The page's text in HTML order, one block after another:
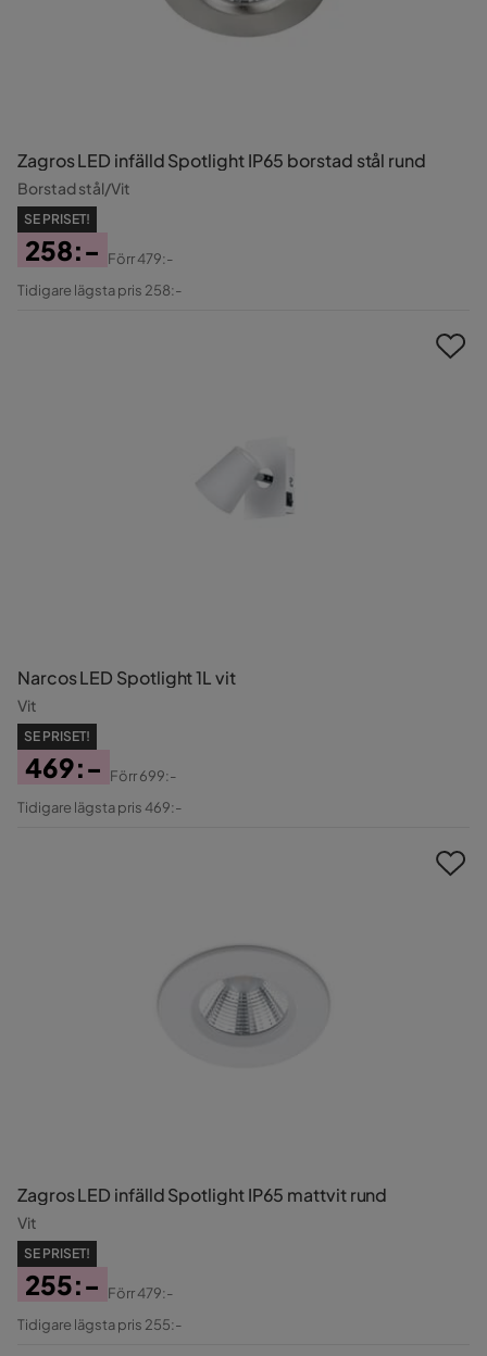
Zagros LED infälld Spotlight IP65 borstad stål rund
Borstad stål/Vit
SE PRISET!
Pris
258:-
Original
Förr479:-
Tidigare lägsta pris 258:-
Narcos LED Spotlight 1L vit
Vit
SE PRISET!
Pris
469:-
Original
Förr699:-
Tidigare lägsta pris 469:-
Zagros LED infälld Spotlight IP65 mattvit rund
Vit
SE PRISET!
Pris
255:-
Original
Förr479:-
Tidigare lägsta pris 255:-